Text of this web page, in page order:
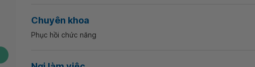
Chuyên khoa
Phục hồi chức năng